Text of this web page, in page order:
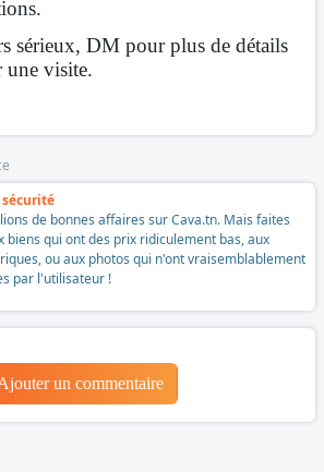
sérieux, DM pour plus de détails
visite.
sécurité
de bonnes affaires sur Cava.tn. Mais faites
biens qui ont des prix ridiculement bas, aux
ou aux photos qui n'ont vraisemblablement
par l'utilisateur !
un commentaire